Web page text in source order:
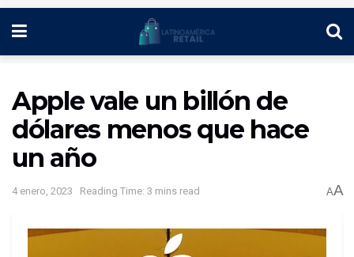
Apple vale un billón de
dólares menos que hace
un año
4 enero, 2023 Reading Time: 3 mins read AA